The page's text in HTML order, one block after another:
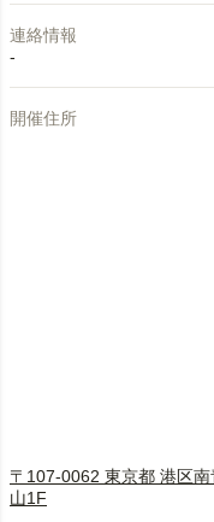
連絡情報
-
開催住所
〒107-0062 東京都 港区
山1F